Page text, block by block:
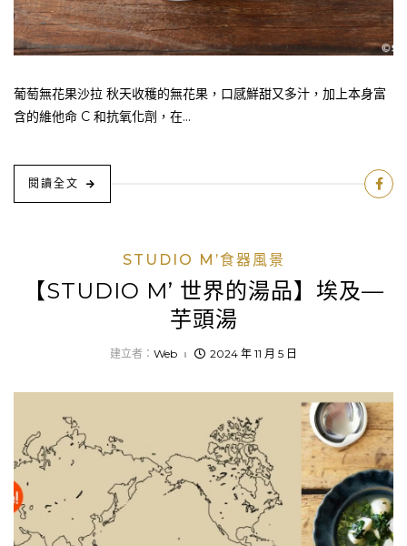
葡萄無花果沙拉 秋天收穫的無花果，口感鮮甜又多汁，加上本身富
含的維他命 C 和抗氧化劑，在...
閱讀全文
STUDIO M’食器風景
【STUDIO M’ 世界的湯品】埃及—
芋頭湯
建立者： Web 2024 年 11 月 5 日